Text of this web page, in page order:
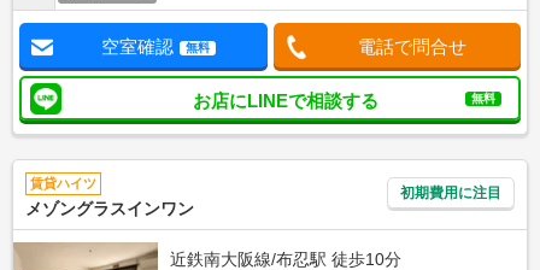
空室確認 無料 電話で問合せ
お店にLINEで相談する 無料
賃貸ハイツ
メゾングラスインワン
初期費用に注目
近鉄南大阪線/布忍駅 徒歩10分